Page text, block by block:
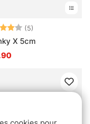
(5)
X 5cm